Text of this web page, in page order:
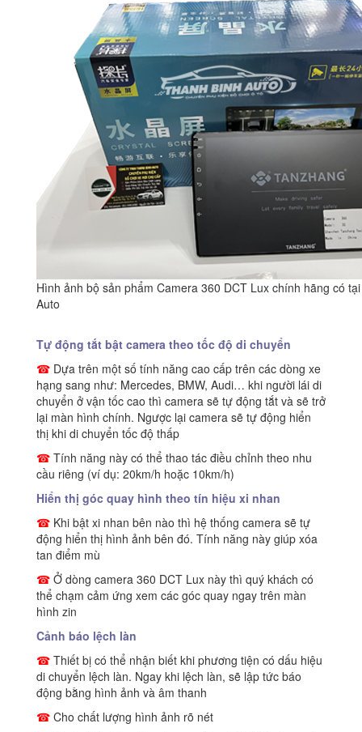
Hình ảnh bộ sản phẩm Camera 360 DCT Lux chính hãng có
Auto
Tự động tắt bật camera theo tốc độ di chuyển
☎ Dựa trên một số tính năng cao cấp trên các dòng xe
hạng sang như: Mercedes, BMW, Audi… khi người lái di
chuyển ở vận tốc cao thì camera sẽ tự động tắt và sẽ trở
lại màn hình chính. Ngược lại camera sẽ tự động hiển
thị khi di chuyển tốc độ thấp
☎ Tính năng này có thể thao tác điều chỉnh theo nhu
cầu riêng (ví dụ: 20km/h hoặc 10km/h)
Hiển thị góc quay hình theo tín hiệu xi nhan
☎ Khi bật xi nhan bên nào thì hệ thống camera sẽ tự
động hiển thị hình ảnh bên đó. Tính năng này giúp xóa
tan điểm mù
☎ Ở dòng camera 360 DCT Lux này thì quý khách có
thể chạm cảm ứng xem các góc quay ngay trên màn
hình zin
Cảnh báo lệch làn
☎ Thiết bị có thể nhận biết khi phương tiện có dấu hiệu
di chuyển lệch làn. Ngay khi lệch làn, sẽ lập tức báo
động bằng hình ảnh và âm thanh
☎ Cho chất lượng hình ảnh rõ nét